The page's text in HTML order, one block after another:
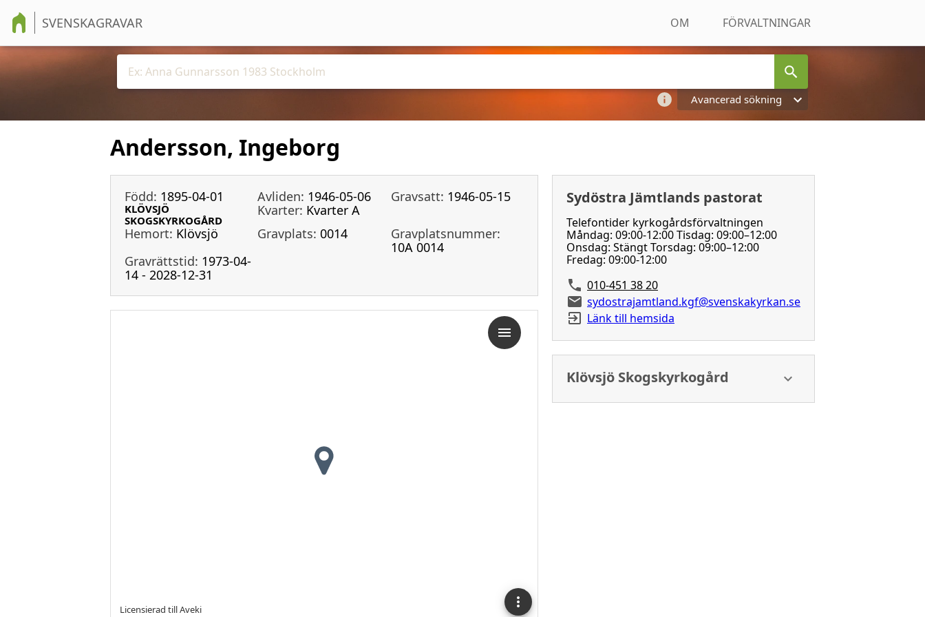
SVENSKAGRAVAR OM FÖRVALTNINGAR
Avancerad sökning
Andersson, Ingeborg
Född: 1895-04-01 Avliden: 1946-05-06 Gravsatt: 1946-05-15
KLÖVSJÖ
SKOGSKYRKOGÅRD
Kvarter: Kvarter A
Hemort: Klövsjö Gravplats: 0014
Gravplatsnummer:
10A 0014
Gravrättstid: 1973-04-
14 - 2028-12-31
Sydöstra Jämtlands pastorat
Telefontider kyrkogårdsförvaltningen
Måndag: 09:00-12:00 Tisdag: 09:00–12:00
Onsdag: Stängt Torsdag: 09:00–12:00
Fredag: 09:00-12:00
010-451 38 20
sydostrajamtland.kgf@svenskakyrkan.se
Länk till hemsida
Klövsjö Skogskyrkogård